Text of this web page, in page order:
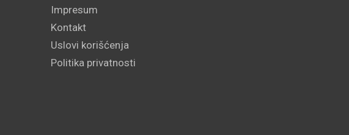
Impresum
Kontakt
Uslovi korišćenja
Politika privatnosti